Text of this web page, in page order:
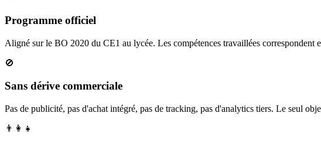
Programme officiel
Aligné sur le BO 2020 du CE1 au lycée. Les compétences travaillées correspondent
🚫
Sans dérive commerciale
Pas de publicité, pas d'achat intégré, pas de tracking, pas d'analytics tiers. Le seul
👨‍👩‍👧